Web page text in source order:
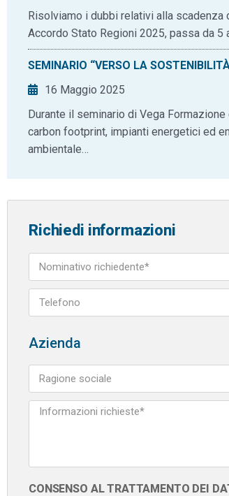
Risolviamo i dubbi relativi alla scadenza
Accordo Stato Regioni 2025, passa da 5
SEMINARIO “VERSO LA
16 Maggio 2025
Durante il seminario di Vega
carbon footprint, impianti energetici ed
ambientale…
Richiedi informazioni
Azienda
CONSENSO AL TRATTAMENTO DEI